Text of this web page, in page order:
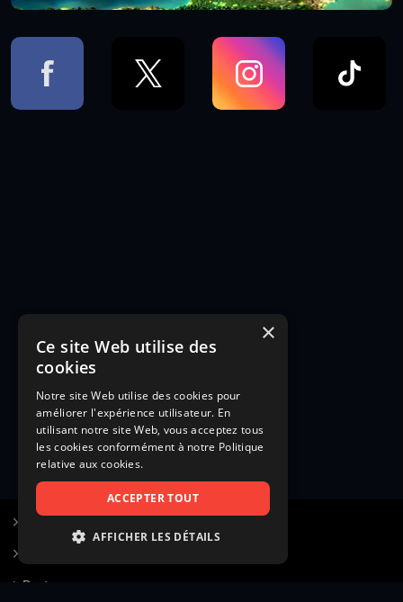
Poster une annonce
×
Ce site Web utilise des
cookies
Notre site Web utilise des cookies pour
améliorer l'expérience utilisateur. En
utilisant notre site Web, vous acceptez tous
les cookies conformément à notre Politique
relative aux cookies.
ACCEPTER TOUT
AFFICHER LES DÉTAILS